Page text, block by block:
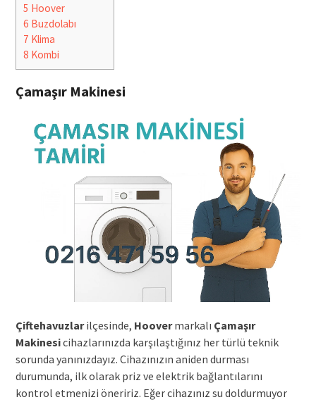
5 Hoover
6 Buzdolabı
7 Klima
8 Kombi
Çamaşır Makinesi
Çiftehavuzlarilçesinde, Hoovermarkalı Çamaşır
Makinesicihazlarınızda karşılaştığınız her türlü teknik
sorunda yanınızdayız. Cihazınızın aniden durması
durumunda, ilk olarak priz ve elektrik bağlantılarını
kontrol etmenizi öneririz. Eğer cihazınız su doldurmuyor